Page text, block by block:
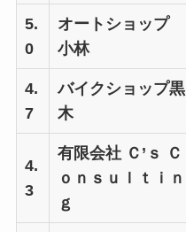
5.
0
オートショップ
小林
4.
7
バイクショップ黒
木
4.
3
有限会社 Ｃ’ｓ Ｃ
ｏｎｓｕｌｔｉｎ
ｇ